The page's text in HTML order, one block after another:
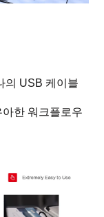
의 USB 케이블
한 워크플로우